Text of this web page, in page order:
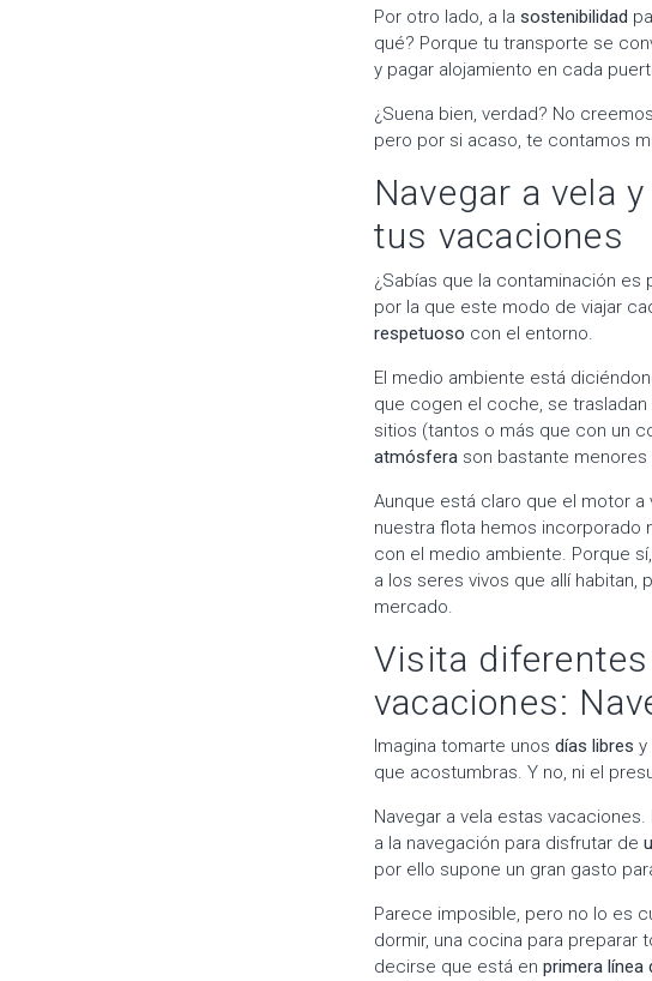
Por otro lado, a la sostenibilidad
qué? Porque tu transporte se
y pagar alojamiento en cada
¿Suena bien, verdad? No
pero por si acaso, te contamos
Navegar a vela
tus vacaciones
¿Sabías que la contaminación es
por la que este modo de viajar
respetuoso con el entorno.
El medio ambiente está
que cogen el coche, se
sitios (tantos o más que con un
atmósfera son bastante menores
Aunque está claro que el motor
nuestra flota hemos
con el medio ambiente. Porque
a los seres vivos que allí
mercado.
Visita
vacaciones:
Imagina tomarte unos días libres y
que acostumbras. Y no, ni el
Navegar a vela estas
a la navegación para disfrutar de
por ello supone un gran gasto
Parece imposible, pero no lo es
dormir, una cocina para preparar
decirse que está en primera línea